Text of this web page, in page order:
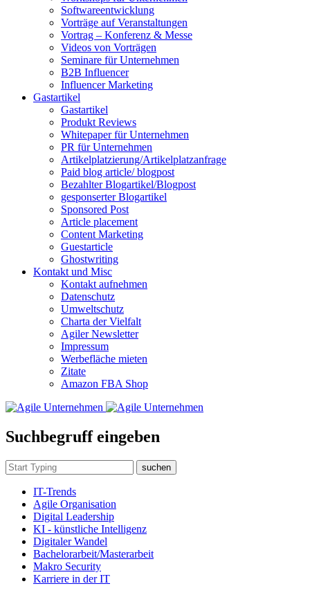
Softwareentwicklung
Vorträge auf Veranstaltungen
Vortrag – Konferenz & Messe
Videos von Vorträgen
Seminare für Unternehmen
B2B Influencer
Influencer Marketing
Gastartikel
Gastartikel
Produkt Reviews
Whitepaper für Unternehmen
PR für Unternehmen
Artikelplatzierung/Artikelplatzanfrage
Paid blog article/ blogpost
Bezahlter Blogartikel/Blogpost
gesponserter Blogartikel
Sponsored Post
Article placement
Content Marketing
Guestarticle
Ghostwriting
Kontakt und Misc
Kontakt aufnehmen
Datenschutz
Umweltschutz
Charta der Vielfalt
Agiler Newsletter
Impressum
Werbefläche mieten
Zitate
Amazon FBA Shop
Suchbegruff eingeben
suchen
IT-Trends
Agile Organisation
Digital Leadership
KI - künstliche Intelligenz
Digitaler Wandel
Bachelorarbeit/Masterarbeit
Makro Security
Karriere in der IT